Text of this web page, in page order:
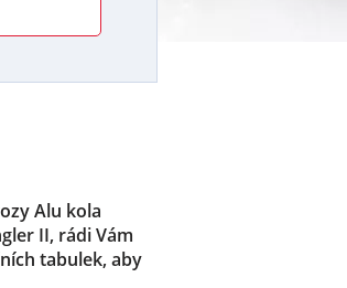
Alu kola
II, rádi Vám
tabulek, aby